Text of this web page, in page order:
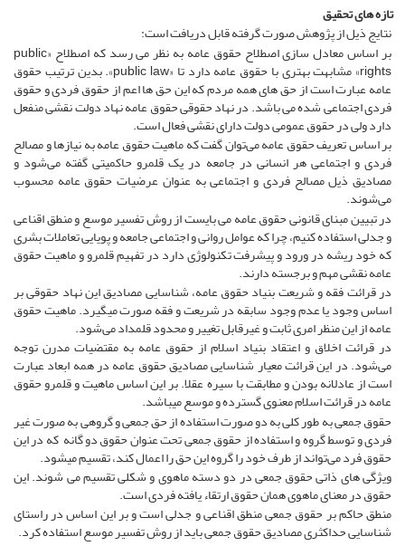
تازه های تحقیق
نتایج ذیل از پژوهش صورت گرفته قابل دریافت است:
بر اساس معادل ­سازی اصطلاح حقوق عامه به نظر می رسد که اصطلاح «public
rights» مشابهت بهتری با حقوق عامه دارد تا «public law». بدین ترتیب حقوق
عامه عبارت است از حق­ های همه مردم که این حق­ ها اعم از حقوق فردی و حقوق
فردی اجتماعی شده می ­باشد. در نهاد حقوقی حقوق عامه نهاد دولت نقشی منفعل
دارد ولی در حقوق عمومی دولت دارای نقشی فعال است.
بر اساس تعریف حقوق عامه می‌توان گفت که ماهیت حقوق عامه به نیازها و مصالح
فردی و اجتماعی هر انسانی در جامعه در یک قلمرو حاکمیتی گفته می‌شود و
مصادیق ذیل مصالح فردی و اجتماعی به عنوان عرضیات حقوق عامه محسوب
می‌شوند.
در تبیین مبنای قانونی حقوق عامه می ­بایست از روش تفسیر موسع و منطق اقناعی
و جدلی استفاده کنیم، چرا که عوامل روانی و اجتماعی جامعه و پویایی تعاملات بشری
که خود ریشه در ورود و پیشرفت تکنولوژی دارد در تفهیم قلمرو و ماهیت حقوق
عامه نقشی مهم و برجسته دارند.
در قرائت فقه و شریعت بنیاد حقوق عامه، شناسایی مصادیق این نهاد حقوقی بر
اساس وجود یا عدم وجود سابقه در شریعت و فقه صورت ‌می­گیرد. ماهیت حقوق
عامه از این منظر امری ثابت و غیرقابل تغییر و محدود قلمداد می‌شود.
در قرائت اخلاق و اعتقاد بنیاد اسلام از حقوق عامه به مقتضیات مدرن توجه
می‌شود. در این قرائت معیار شناسایی مصادیق حقوق عامه در همه ابعاد عبارت
است از عادلانه بودن و مطابقت با سیره عقلا. بر این اساس ماهیت و قلمرو حقوق
عامه در قرائت اسلام معنوی گسترده و موسع می­باشد.
حقوق جمعی به طور کلی به دو صورت استفاده از حق جمعی و گروهی به صورت غیر
فردی و توسط گروه و استفاده از حقوق جمعی تحت عنوان حقوق دو گانه که در این
حقوق فرد می‌تواند از طرف خود را گروه این حق را اعمال کند، تقسیم می­شود.
ویژگی های ذاتی حقوق جمعی در دو دسته ماهوی و شکلی تقسیم می شوند. این
حقوق در معنای ماهوی همان حقوق ارتقاء یافته فردی است.
منطق حاکم بر حقوق جمعی منطق اقناعی و جدلی است و بر این اساس در راستای
شناسایی حداکثری مصادیق حقوق جمعی باید از روش تفسیر موسع استفاده کرد.